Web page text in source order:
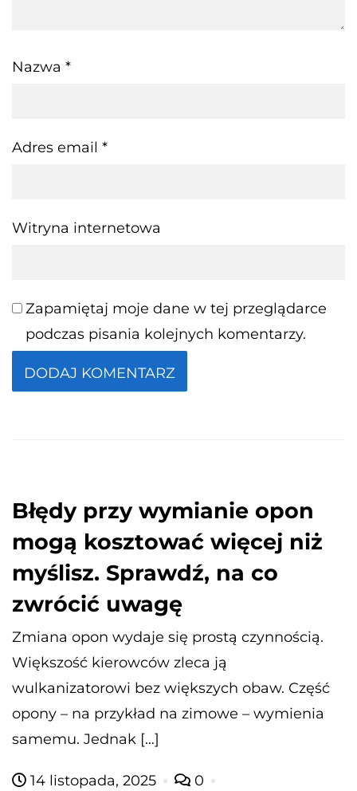
Nazwa *
Adres email *
Witryna internetowa
Zapamiętaj moje dane w tej przeglądarce
podczas pisania kolejnych komentarzy.
Błędy przy wymianie opon
mogą kosztować więcej niż
myślisz. Sprawdź, na co
zwrócić uwagę
Zmiana opon wydaje się prostą czynnością.
Większość kierowców zleca ją
wulkanizatorowi bez większych obaw. Część
opony – na przykład na zimowe – wymienia
samemu. Jednak […]
14 listopada, 2025 0